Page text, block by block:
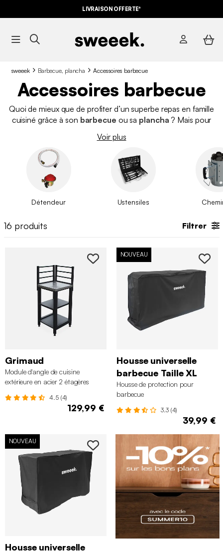
LIVRAISON OFFERTE*
sweeek Barbecue, plancha Accessoires barbecue
Accessoires barbecue
Quoi de mieux que de profiter d’un superbe repas en famille
cuisiné grâce à son barbecue ou sa plancha ? Mais pour
cheminée d’allumage, brosse, grille, ustensiles de barbecue,
flexible de gaz ou encore housse de protection. sweeek vous
propose un large choix d’accessoires pour barbecue, au
meilleur prix et avec la livraison rapide.
Voir plus
Détendeur Ustensiles
16 produits Filtrer
Grimaud
Module d'angle de cuisine
extérieure en acier 2 étagères
4.5 (4)
129,99 €
NOUVEAU
Housse universelle
barbecue Taille XL
Housse de protection pour
barbecue
3.3 (4)
39,99 €
NOUVEAU
Housse universelle